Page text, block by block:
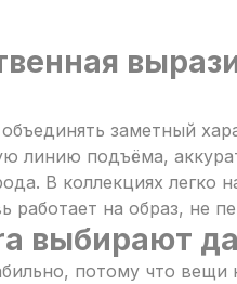
заметный
линию подъёма,
В коллекциях легко
работает на образ, не
выбирают
потому что